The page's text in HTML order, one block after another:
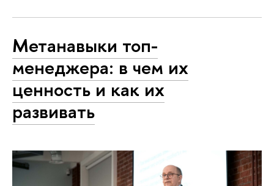
Метанавыки топ-
менеджера: в чем их
ценность и как их
развивать